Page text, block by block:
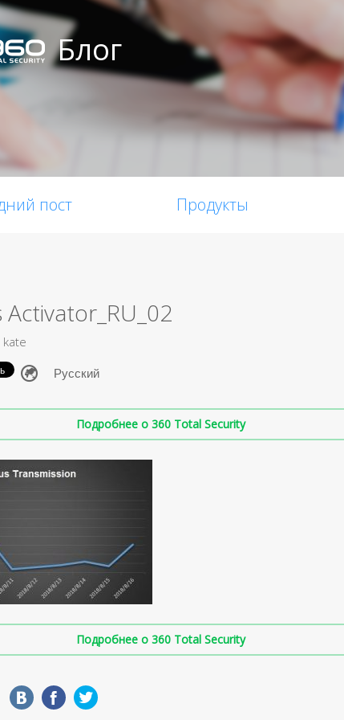
Блог
пост Продукты
kate
Подробнее о 360 Total Security
Подробнее о 360 Total Security